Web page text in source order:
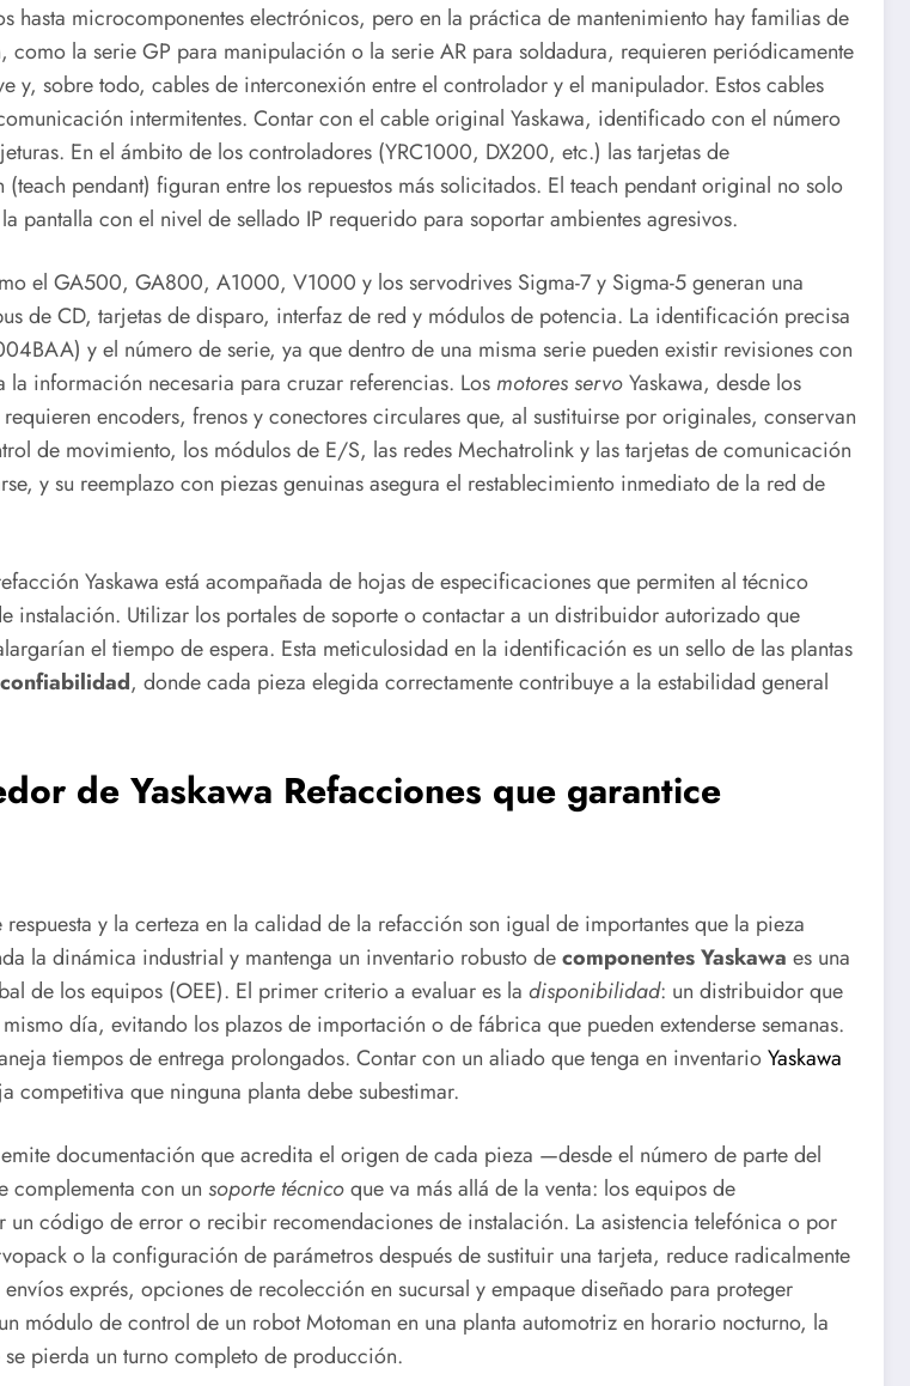
hasta microcomponentes electrónicos, pero en la práctica de mantenimiento hay familias de
la serie GP para manipulación o la serie AR para soldadura, requieren periódicamente
y, sobre todo, cables de interconexión entre el controlador y el manipulador. Estos cables
intermitentes. Contar con el cable original Yaskawa, identificado con el número
En el ámbito de los controladores (YRC1000, DX200, etc.) las tarjetas de
pendant) figuran entre los repuestos más solicitados. El teach pendant original no solo
con el nivel de sellado IP requerido para soportar ambientes agresivos.
el GA500, GA800, A1000, V1000 y los servodrives Sigma-7 y Sigma-5 generan una
de CD, tarjetas de disparo, interfaz de red y módulos de potencia. La identificación precisa
y el número de serie, ya que dentro de una misma serie pueden existir revisiones con
información necesaria para cruzar referencias. Los motores servoYaskawa, desde los
encoders, frenos y conectores circulares que, al sustituirse por originales, conservan
de movimiento, los módulos de E/S, las redes Mechatrolink y las tarjetas de comunicación
y su reemplazo con piezas genuinas asegura el restablecimiento inmediato de la red de
Yaskawa está acompañada de hojas de especificaciones que permiten al técnico
Utilizar los portales de soporte o contactar a un distribuidor autorizado que
el tiempo de espera. Esta meticulosidad en la identificación es un sello de las plantas
, donde cada pieza elegida correctamente contribuye a la estabilidad general
de Yaskawa Refacciones que garantice
y la certeza en la calidad de la refacción son igual de importantes que la pieza
la dinámica industrial y mantenga un inventario robusto decomponentes Yaskawa es una
de los equipos (OEE). El primer criterio a evaluar es la disponibilidad: un distribuidor que
día, evitando los plazos de importación o de fábrica que pueden extenderse semanas.
tiempos de entrega prolongados. Contar con un aliado que tenga en inventarioYaskawa
competitiva que ninguna planta debe subestimar.
documentación que acredita el origen de cada pieza —desde el número de parte del
complementa con un soporte técnicoque va más allá de la venta: los equipos de
código de error o recibir recomendaciones de instalación. La asistencia telefónica o por
o la configuración de parámetros después de sustituir una tarjeta, reduce radicalmente
envíos exprés, opciones de recolección en sucursal y empaque diseñado para proteger
módulo de control de un robot Motoman en una planta automotriz en horario nocturno, la
pierda un turno completo de producción.